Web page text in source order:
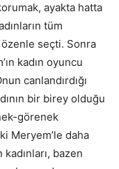
ayakta hatta
tüm
özenle seçti. Sonra
kadın oyuncu
canlandırdığı
bir birey olduğu
görenek
Meryem’le daha
kadınları, bazen